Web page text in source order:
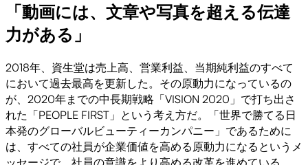
Play
Video
「動画には、文章や写真を超える伝達
力がある」
2018年、資生堂は売上高、営業利益、当期純利益のすべて
において過去最高を更新した。その原動力になっているの
が、2020年までの中長期戦略「VISION 2020」で打ち出さ
れた「PEOPLE FIRST」という考え方だ。「世界で勝てる日
本発のグローバルビューティーカンパニー」であるために
は、すべての社員が企業価値を高める原動力になるというメ
ッセージで、社員の意識をより高める改革を進めている。